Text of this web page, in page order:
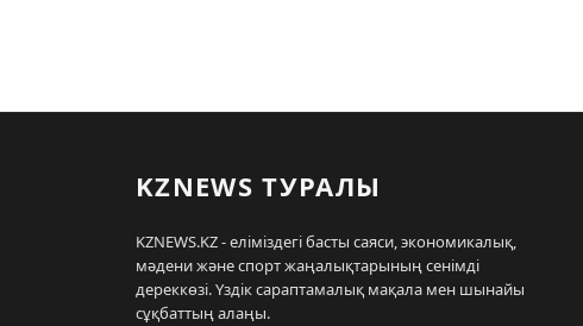
KZNEWS ТУРАЛЫ
KZNEWS.KZ - еліміздегі басты саяси, экономикалық,
мәдени және спорт жаңалықтарының сенімді
дереккөзі. Үздік сараптамалық мақала мен шынайы
сұқбаттың алаңы.